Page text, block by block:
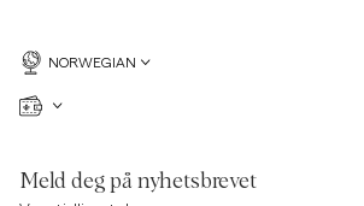
NORWEGIAN
Meld deg på nyhetsbrevet